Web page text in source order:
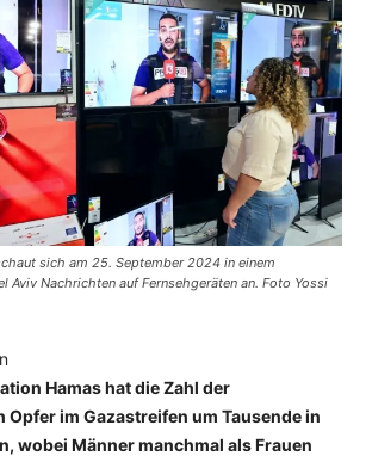
sich am 25. September 2024 in einem
Aviv Nachrichten auf Fernsehgeräten an. Foto Yossi
Hamas hat die Zahl der
im Gazastreifen um Tausende in
wobei Männer manchmal als Frauen